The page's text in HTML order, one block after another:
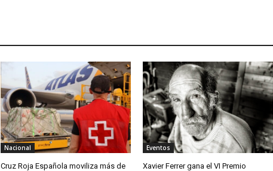
Nacional
Cruz Roja Española moviliza más de
Eventos
Xavier Ferrer gana el VI Premio